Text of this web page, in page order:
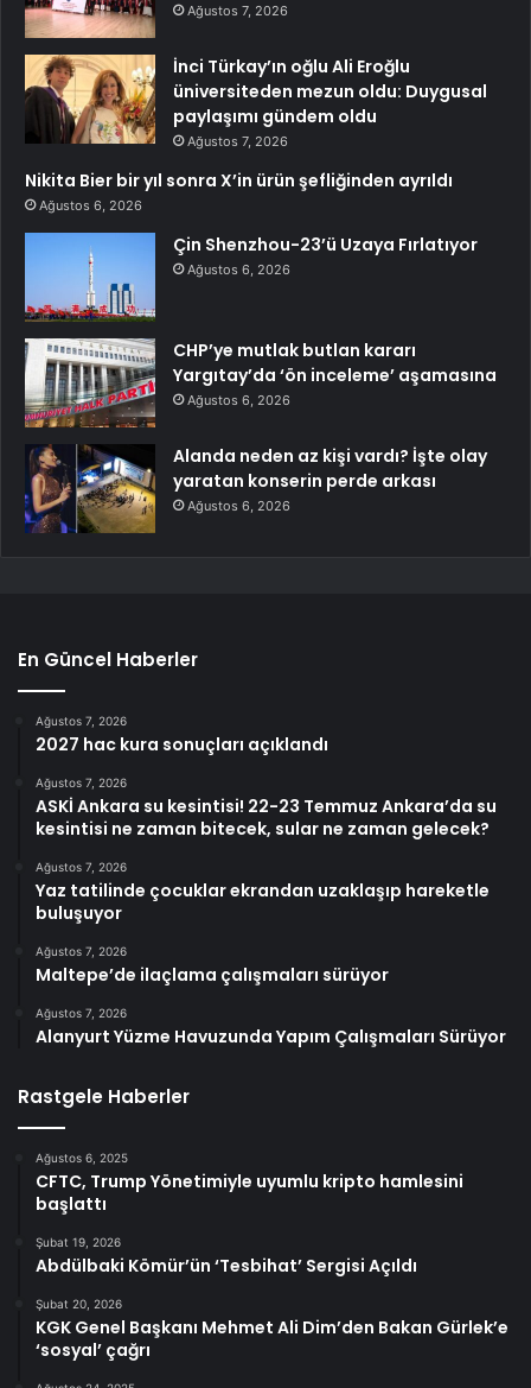
Ağustos 7, 2026
İnci Türkay’ın oğlu Ali Eroğlu
üniversiteden mezun oldu: Duygusal
paylaşımı gündem oldu
Ağustos 7, 2026
Nikita Bier bir yıl sonra X’in ürün şefliğinden ayrıldı
Ağustos 6, 2026
Çin Shenzhou-23’ü Uzaya Fırlatıyor
Ağustos 6, 2026
CHP’ye mutlak butlan kararı
Yargıtay’da ‘ön inceleme’ aşamasına
Ağustos 6, 2026
Alanda neden az kişi vardı? İşte olay
yaratan konserin perde arkası
Ağustos 6, 2026
En Güncel Haberler
Ağustos 7, 2026
2027 hac kura sonuçları açıklandı
Ağustos 7, 2026
ASKİ Ankara su kesintisi! 22-23 Temmuz Ankara’da su
kesintisi ne zaman bitecek, sular ne zaman gelecek?
Ağustos 7, 2026
Yaz tatilinde çocuklar ekrandan uzaklaşıp hareketle
buluşuyor
Ağustos 7, 2026
Maltepe’de ilaçlama çalışmaları sürüyor
Ağustos 7, 2026
Alanyurt Yüzme Havuzunda Yapım Çalışmaları Sürüyor
Rastgele Haberler
Ağustos 6, 2025
CFTC, Trump Yönetimiyle uyumlu kripto hamlesini
başlattı
Şubat 19, 2026
Abdülbaki Kömür’ün ‘Tesbihat’ Sergisi Açıldı
Şubat 20, 2026
KGK Genel Başkanı Mehmet Ali Dim’den Bakan Gürlek’e
‘sosyal’ çağrı